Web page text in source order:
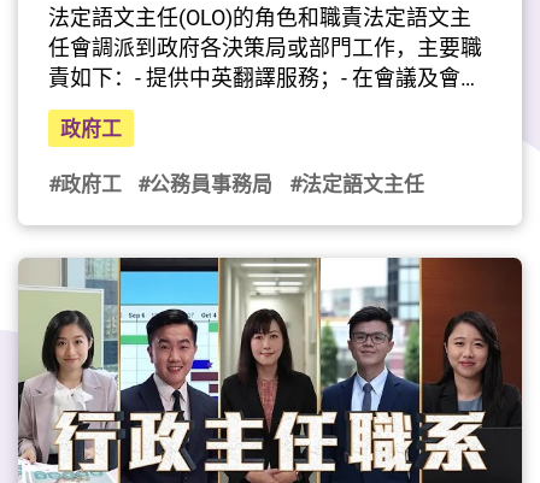
法定語文主任(OLO)的角色和職責法定語文主
任會調派到政府各決策局或部門工作，主要職
責如下：- 提供中英翻譯服務；- 在會議及會談
中擔任英語/廣東話/普通話傳譯；- 以中英文撰
寫會議記錄；- 提供各項語文支援服務，例如
草擬和審核中英文文件，並就中英文的應用提
供意見；以及- 協助辦公室的管理。
入職條件1. 持有香港任何一所大學頒授的學士
學位，或具備同等學歷；  2. 在綜合招聘考試
兩張語文試卷（中文運用和英文運用）中取得
二級成績，或具備同等成績；及3. 在《基本法
及香港國安法》測試（學位／專業程度職系）
取得及格成績。（註： 申請人必須在法定語文
主任筆試中取得及格成績）
筆試詳情合資格的申請人將獲邀參加法定語文
主任筆試。這項筆試的範圍包括中英文應用寫
政府工
#政府工
#公務員事務局 #法定語文主任